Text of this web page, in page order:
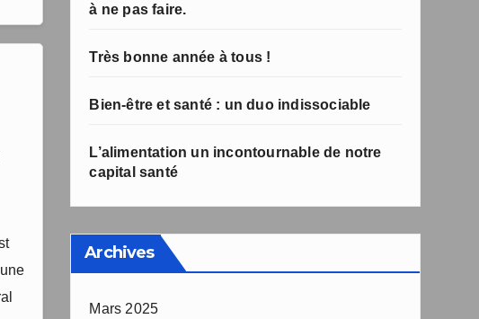
à ne pas faire.
Très bonne année à tous !
Bien-être et santé : un duo indissociable
L’alimentation un incontournable de notre
capital santé
Archives
Mars 2025